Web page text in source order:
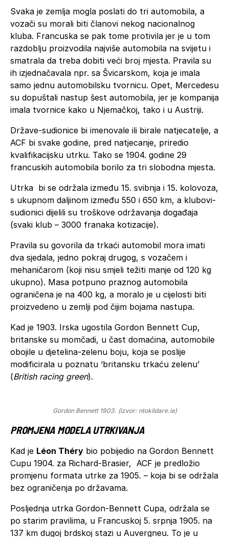
Svaka je zemlja mogla poslati do tri automobila, a
vozači su morali biti članovi nekog nacionalnog
kluba. Francuska se pak tome protivila jer je u tom
razdoblju proizvodila najviše automobila na svijetu i
smatrala da treba dobiti veći broj mjesta. Pravila su
ih izjednačavala npr. sa Švicarskom, koja je imala
samo jednu automobilsku tvornicu. Opet, Mercedesu
su dopuštali nastup šest automobila, jer je kompanija
imala tvornice kako u Njemačkoj, tako i u Austriji.
Države-sudionice bi imenovale ili birale natjecatelje, a
ACF bi svake godine, pred natjecanje, priredio
kvalifikacijsku utrku. Tako se 1904. godine 29
francuskih automobila borilo za tri slobodna mjesta.
Utrka bi se održala između 15. svibnja i 15. kolovoza,
s ukupnom daljinom između 550 i 650 km, a klubovi-
sudionici dijelili su troškove održavanja događaja
(svaki klub – 3000 franaka kotizacije).
Pravila su govorila da trkaći automobil mora imati
dva sjedala, jedno pokraj drugog, s vozačem i
mehaničarom (koji nisu smjeli težiti manje od 120 kg
ukupno). Masa potpuno praznog automobila
ograničena je na 400 kg, a moralo je u cijelosti biti
proizvedeno u zemlji pod čijim bojama nastupa.
Kad je 1903. Irska ugostila Gordon Bennett Cup,
britanske su momčadi, u čast domaćina, automobile
obojile u djetelina-zelenu boju, koja se poslije
modificirala u poznatu ‘britansku trkaću zelenu’
(British racing green).
Gordon Bennett 1903. (izvor: ntokildare.ie)
PROMJENA MODELA UTRKIVANJA
Kad je Léon Théry bio pobijedio na Gordon Bennett
Cupu 1904. za Richard-Brasier, ACF je predložio
promjenu formata utrke za 1905. – koja bi se održala
bez ograničenja po državama.
Posljednja utrka Gordon-Bennett Cupa, održala se
po starim pravilima, u Francuskoj 5. srpnja 1905. na
137 km dugoj brdskoj stazi u Auvergneu. To je u